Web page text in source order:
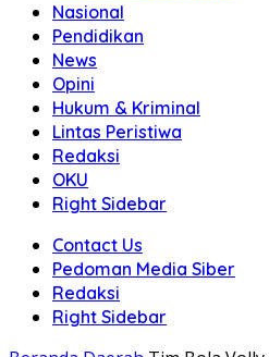
Nasional
Pendidikan
News
Opini
Hukum & Kriminal
Lintas Peristiwa
Redaksi
OKU
Right Sidebar
Contact Us
Pedoman Media Siber
Redaksi
Right Sidebar